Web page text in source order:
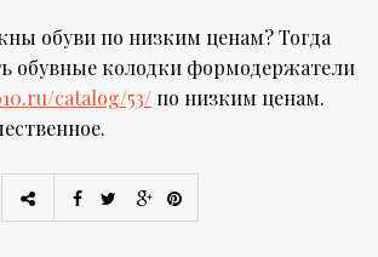
обуви по низким ценам? Тогда
обувные колодки формодержатели
catalog/53/ по низким ценам.